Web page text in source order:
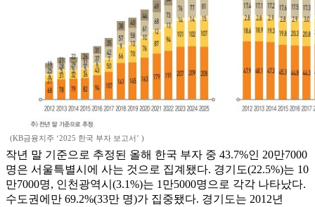
(KB금융지주 ‘2025 한국 부자 보고서’ )
작년 말 기준으로 추정된 올해 한국 부자 중 43.7%인 20만7000
명은 서울특별시에 사는 것으로 집계됐다. 경기도(22.5%)는 10
만7000명, 인천광역시(3.1%)는 1만5000명으로 각각 나타났다.
수도권에만 69.2%(33만 명)가 집중됐다. 경기도는 2012년